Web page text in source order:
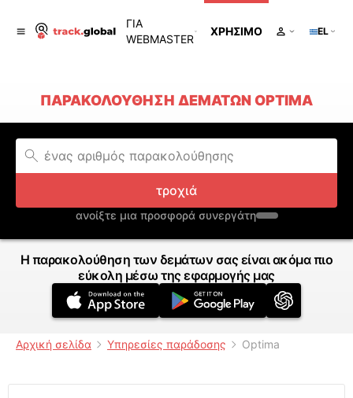
ΓΙΑ
WEBMASTER
ΧΡΉΣΙΜΟ EL
ΠΑΡΑΚΟΛΟΎΘΗΣΗ ΔΕΜΆΤΩΝ OPTIMA
τροχιά
ανοίξτε μια προσφορά συνεργάτη
Η παρακολούθηση των δεμάτων σας είναι ακόμα πιο
εύκολη μέσω της εφαρμογής μας
Αρχική σελίδα Υπηρεσίες παράδοσης Optima